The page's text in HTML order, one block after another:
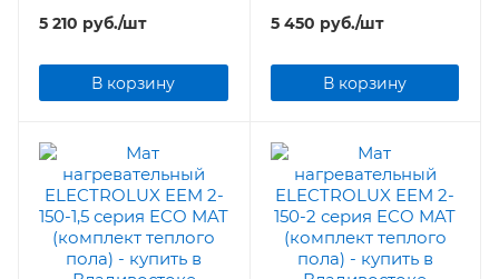
(комплект теплого пола)
5 210 руб./шт
В корзину
(комплект теплого пола)
5 450 руб./шт
В корзину